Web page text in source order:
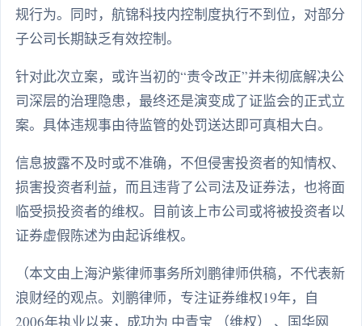
规行为。同时，航锦科技内控制度执行不到位，对部分
子公司长期缺乏有效控制。
针对此次立案，或许当初的“责令改正”并未彻底解决公
司深层的治理隐患，最终还是演变成了证监会的正式立
案。具体违规事由待监管的处罚送达即可真相大白。
信息披露不及时或不准确，不但侵害投资者的知情权、
损害投资者利益，而且违背了公司法及证券法，也将面
临受损投资者的维权。目前该上市公司或将被投资者以
证券虚假陈述为由起诉维权。
（本文由上海沪紫律师事务所刘鹏律师供稿，不代表新
浪财经的观点。刘鹏律师，专注证券维权19年，自
2006年执业以来，成功为 中青宝 （维权） 、国华网